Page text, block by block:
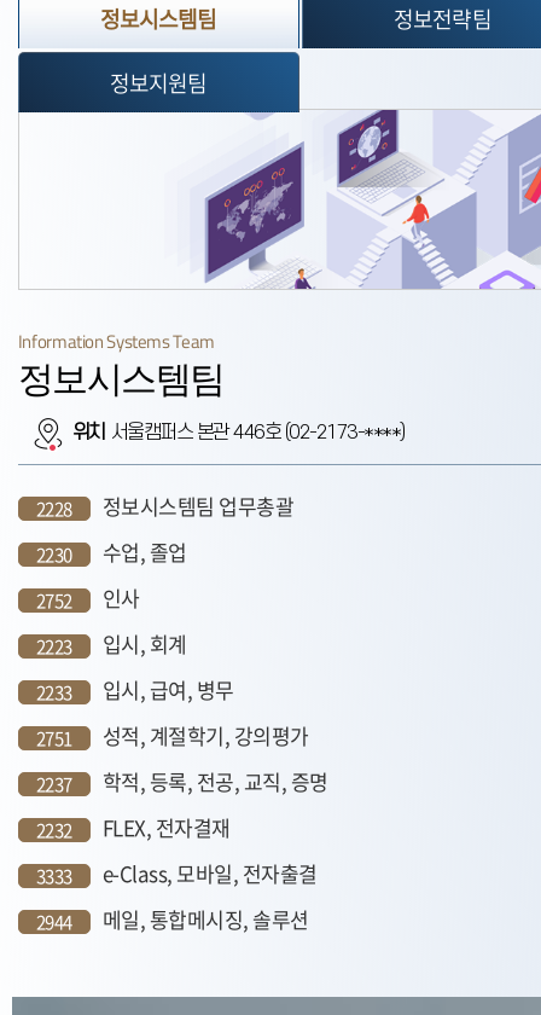
정보시스템팀
Information Systems Team
정보시스템팀
위치 서울캠퍼스 본관 446호 (02-2173-****)
2228 정보시스템팀 업무총괄
2230 수업, 졸업
2752 인사
2223 입시, 회계
2233 입시, 급여, 병무
2751 성적, 계절학기, 강의평가
2237 학적, 등록, 전공, 교직, 증명
2232 FLEX, 전자결재
3333 e-Class, 모바일, 전자출결
2944 메일, 통합메시징, 솔루션
정보전략팀
정보지원팀